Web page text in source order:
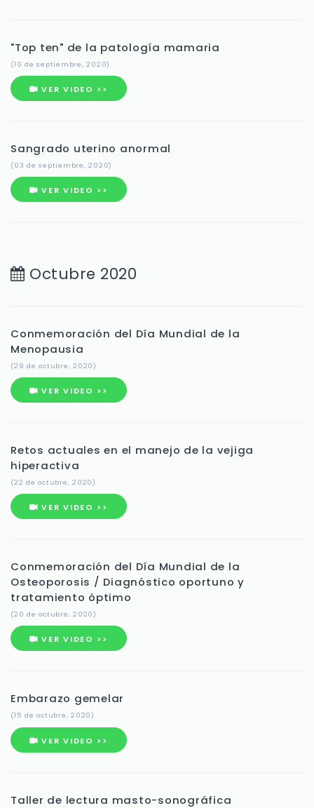
"Top ten" de la patología mamaria
(10 de septiembre, 2020)
VER VIDEO >>
Sangrado uterino anormal
(03 de septiembre, 2020)
VER VIDEO >>
Octubre 2020
Conmemoración del Día Mundial de la
Menopausia
(29 de octubre, 2020)
VER VIDEO >>
Retos actuales en el manejo de la vejiga
hiperactiva
(22 de octubre, 2020)
VER VIDEO >>
Conmemoración del Día Mundial de la
Osteoporosis / Diagnóstico oportuno y
tratamiento óptimo
(20 de octubre, 2020)
VER VIDEO >>
Embarazo gemelar
(15 de octubre, 2020)
VER VIDEO >>
Taller de lectura masto-sonográfica